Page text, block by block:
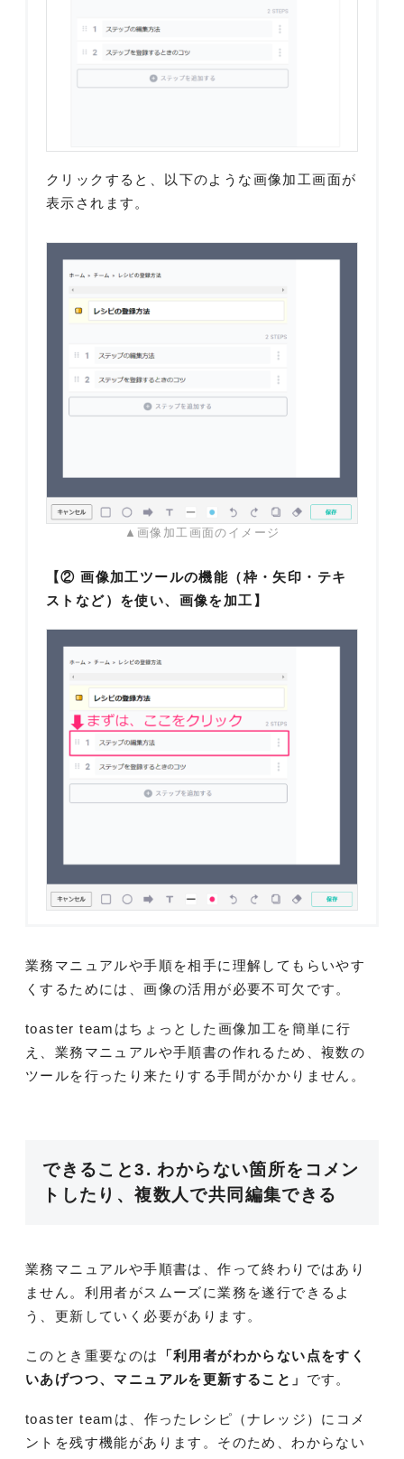
クリックすると、以下のような画像加工画面が
表示されます。
▲画像加工画面のイメージ
【② 画像加工ツールの機能（枠・矢印・テキ
ストなど）を使い、画像を加工】
業務マニュアルや手順を相手に理解してもらいやす
くするためには、画像の活用が必要不可欠です。
toaster teamはちょっとした画像加工を簡単に行
え、業務マニュアルや手順書の作れるため、複数の
ツールを行ったり来たりする手間がかかりません。
できること3. わからない箇所をコメン
トしたり、複数人で共同編集できる
業務マニュアルや手順書は、作って終わりではあり
ません。利用者がスムーズに業務を遂行できるよ
う、更新していく必要があります。
このとき重要なのは 「利用者がわからない点をすく
いあげつつ、マニュアルを更新すること 」 です。
toaster teamは、作ったレシピ（ナレッジ）にコメ
ントを残す機能があります。そのため、わからない